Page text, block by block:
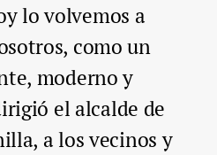
lo volvemos a
como un
moderno y
el alcalde de
a los vecinos y